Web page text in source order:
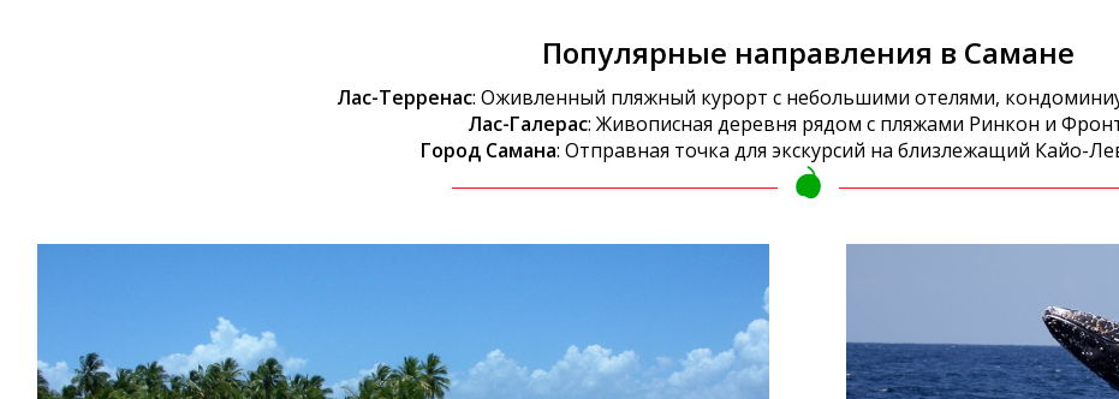
Популярные направления в Самане
Лас-Терренас: Оживленный пляжный курорт с небольшими отелями,
Лас-Галерас: Живописная деревня рядом с пляжами Ринкон и
Город Самана: Отправная точка для экскурсий на близлежащий Кайо-